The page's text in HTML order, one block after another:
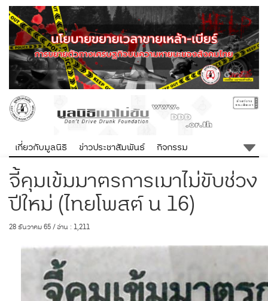
เกี่ยวกับมูลนิธิ ข่าวประชาสัมพันธ์ กิจกรรม
จี้คุมเข้มมาตรการเมาไม่ขับช่วง
ปีใหม่ (ไทยโพสต์ น 16)
28 ธันวาคม 65 / อ่าน : 1,211